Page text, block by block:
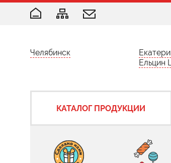
Челябинск
Ельцин
КАТАЛОГ ПРОДУКЦИИ